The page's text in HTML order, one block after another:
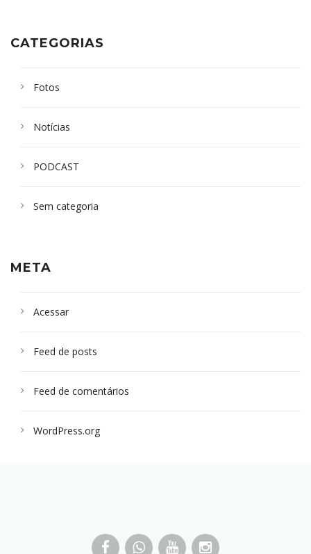
CATEGORIAS
Fotos
Notícias
PODCAST
Sem categoria
META
Acessar
Feed de posts
Feed de comentários
WordPress.org